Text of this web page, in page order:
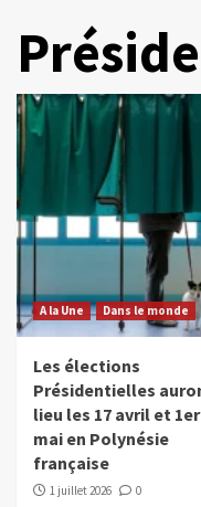
A la Une Dans le monde
Les élections
Présidentielles
lieu les 17 avril et 1er
mai en Polynésie
française
1 juillet 2026 0